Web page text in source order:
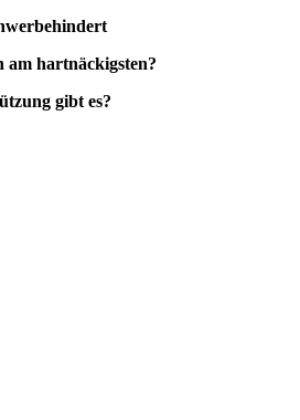
am hartnäckigsten?
gibt es?